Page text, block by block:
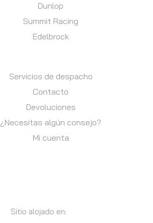
Dunlop
Summit Racing
Edelbrock
Servicios de despacho
Contacto
Devoluciones
¿Necesitas algún consejo?
Mi cuenta
Sitio alojado en: